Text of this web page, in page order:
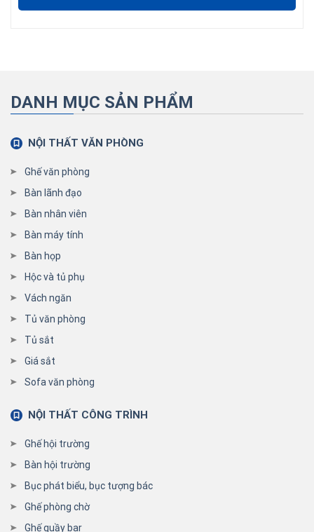
DANH MỤC SẢN PHẨM
NỘI THẤT VĂN PHÒNG
Ghế văn phòng
Bàn lãnh đạo
Bàn nhân viên
Bàn máy tính
Bàn họp
Hộc và tủ phụ
Vách ngăn
Tủ văn phòng
Tủ sắt
Giá sắt
Sofa văn phòng
NỘI THẤT CÔNG TRÌNH
Ghế hội trường
Bàn hội trường
Bục phát biểu, bục tượng bác
Ghế phòng chờ
Ghế quầy bar